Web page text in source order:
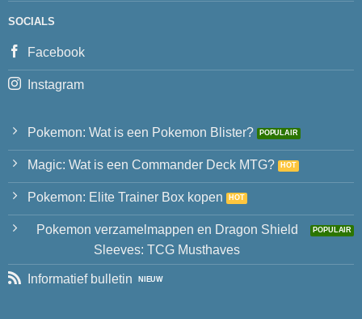
SOCIALS
Facebook
Instagram
Pokemon: Wat is een Pokemon Blister?
Magic: Wat is een Commander Deck MTG?
Pokemon: Elite Trainer Box kopen
Pokemon verzamelmappen en Dragon Shield
Sleeves: TCG Musthaves
Informatief bulletin